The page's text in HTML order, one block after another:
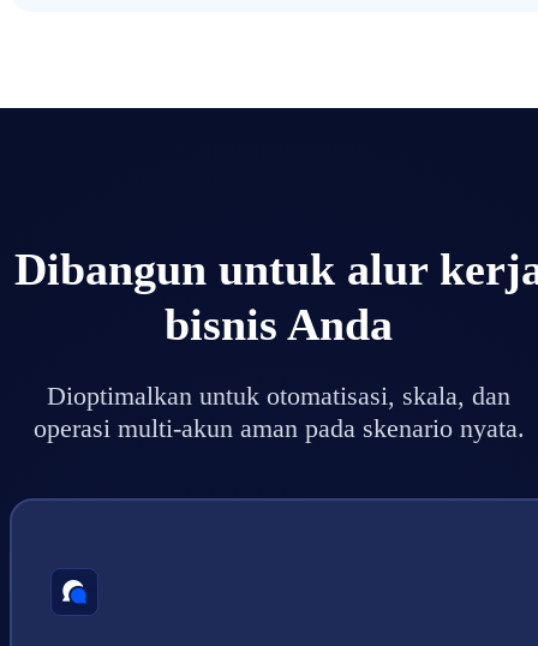
Dibangun untuk alur
bisnis Anda
Dioptimalkan untuk otomatisasi, skala, dan
operasi multi-akun aman pada skenario nyata.